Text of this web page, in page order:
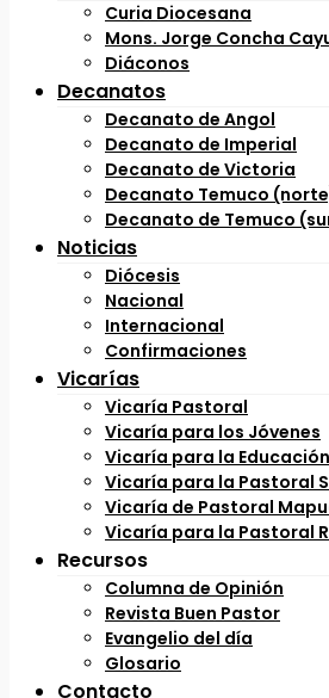
Curia Diocesana
Mons. Jorge Concha
Diáconos
Decanatos
Decanato de Angol
Decanato de Imperial
Decanato de Victoria
Decanato Temuco
Decanato de Temuco
Noticias
Diócesis
Nacional
Internacional
Confirmaciones
Vicarías
Vicaría Pastoral
Vicaría para los Jóvenes
Vicaría para la Educación
Vicaría para la Pastoral
Vicaría de Pastoral
Vicaría para la Pastoral
Recursos
Columna de Opinión
Revista Buen Pastor
Evangelio del día
Glosario
Contacto